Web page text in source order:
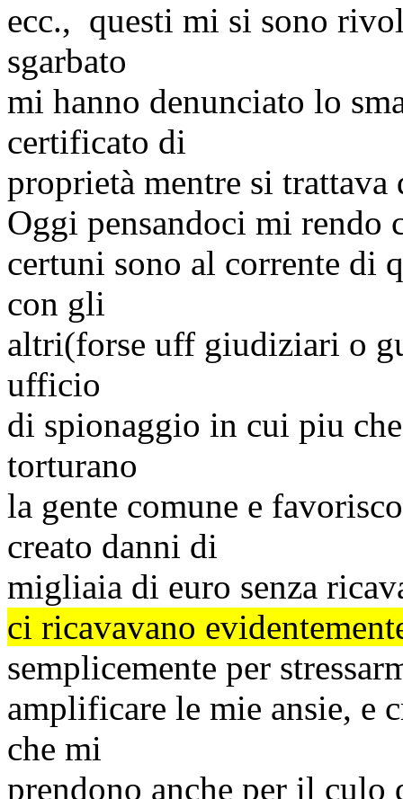
ecc., questi mi si sono
sgarbato
mi hanno denunciato lo
certificato di
proprietà mentre si
Oggi pensandoci mi rendo
certuni sono al corrente di
con gli
altri(forse uff giudiziari o
ufficio
di spionaggio in cui piu
torturano
la gente comune e
creato danni di
migliaia di euro senza
ci ricavavano
semplicemente per
amplificare le mie ansie, e
che mi
prendono anche per il culo